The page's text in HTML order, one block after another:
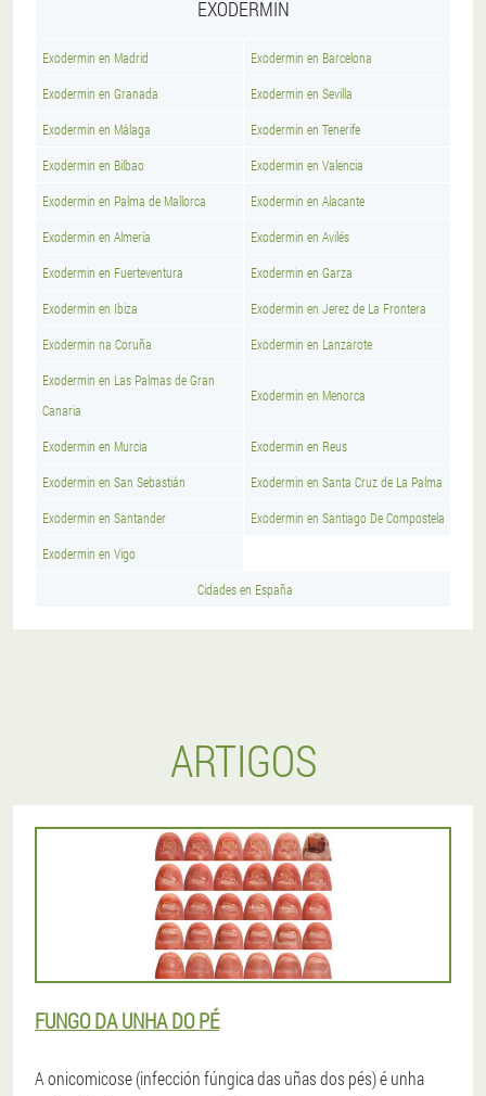
EXODERMIN
Exodermin en Madrid Exodermin en Barcelona
Exodermin en Granada Exodermin en Sevilla
Exodermin en Málaga Exodermin en Tenerife
Exodermin en Bilbao Exodermin en Valencia
Exodermin en Palma de Mallorca Exodermin en Alacante
Exodermin en Almería Exodermin en Avilés
Exodermin en Fuerteventura Exodermin en Garza
Exodermin en Ibiza Exodermin en Jerez de La Frontera
Exodermin na Coruña Exodermin en Lanzarote
Exodermin en Las Palmas de Gran
Canaria
Exodermin en Menorca
Exodermin en Murcia Exodermin en Reus
Exodermin en San Sebastián Exodermin en Santa Cruz de La Palma
Exodermin en Santander Exodermin en Santiago De Compostela
Exodermin en Vigo
Cidades en España
ARTIGOS
FUNGO DA UNHA DO PÉ
A onicomicose (infección fúngica das uñas dos pés) é unha